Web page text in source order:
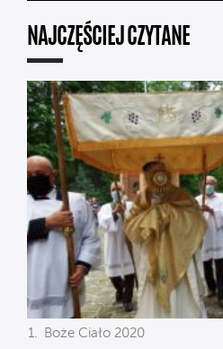
NAJCZĘŚCIEJ CZYTANE
Boże Ciało 2020